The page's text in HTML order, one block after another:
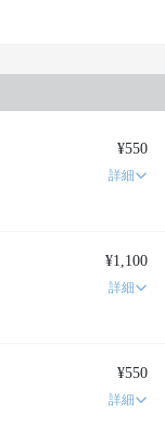
¥550
詳細
¥1,100
詳細
¥550
詳細